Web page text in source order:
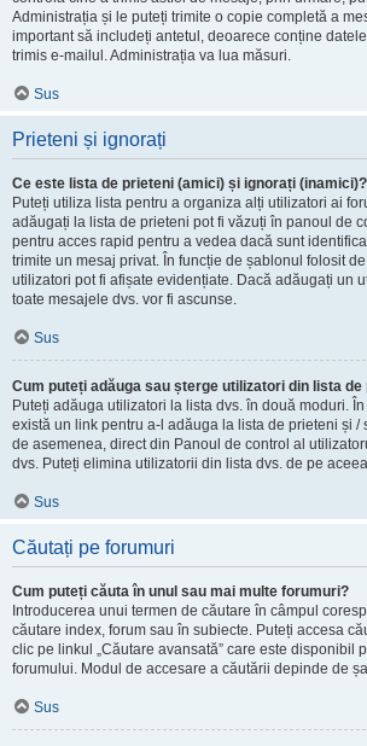
Administrația și le puteți trimite o copie completă a
important să includeți antetul, deoarece conține
trimis e-mailul. Administrația va lua măsuri.
Sus
Prieteni și ignorați
Ce este lista de prieteni (amici) și ignorați (inamici)?
Puteți utiliza lista pentru a organiza alți utilizatori ai
adăugați la lista de prieteni pot fi văzuți în panoul de
pentru acces rapid pentru a vedea dacă sunt
trimite un mesaj privat. În funcție de șablonul folosit
utilizatori pot fi afișate evidențiate. Dacă adăugați un
toate mesajele dvs. vor fi ascunse.
Sus
Cum puteți adăuga sau șterge utilizatori din lista
Puteți adăuga utilizatori la lista dvs. în două moduri.
există un link pentru a-l adăuga la lista de prieteni și /
de asemenea, direct din Panoul de control al
dvs. Puteți elimina utilizatorii din lista dvs. de pe
Sus
Căutați pe forumuri
Cum puteți căuta în unul sau mai multe forumuri?
Introducerea unui termen de căutare în câmpul
căutare index, forum sau în subiecte. Puteți accesa
clic pe linkul „Căutare avansată” care este disponibil
forumului. Modul de accesare a căutării depinde de
Sus